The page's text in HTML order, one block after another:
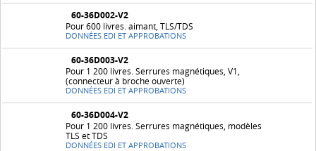
60-36D002-V2
Pour 600 livres. aimant, TLS/TDS
DONNÉES EDI ET APPROBATIONS
60-36D003-V2
Pour 1 200 livres. Serrures magnétiques, V1,
(connecteur à broche ouverte)
DONNÉES EDI ET APPROBATIONS
60-36D004-V2
Pour 1 200 livres. Serrures magnétiques, modèles
TLS et TDS
DONNÉES EDI ET APPROBATIONS